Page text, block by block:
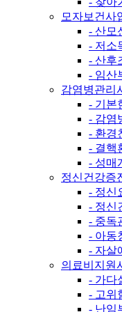
모자보건사
- 산모
- 저소
- 산후
- 임산
감염병관리
- 기본
- 감염
- 환경
- 결핵
- 성매
정신건강증
- 정신
- 정신
- 중독
- 아동
- 자살
의료비지원
- 가다
- 고위
- 난임